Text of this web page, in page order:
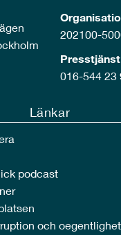
202100-
Presstjänst
016-544 23
Länkar
podcast
och